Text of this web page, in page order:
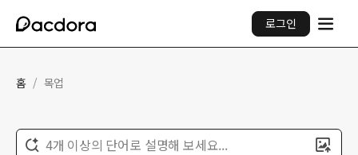
로그인
홈 / 목업
4개 이상의 단어로 설명해 보세요...